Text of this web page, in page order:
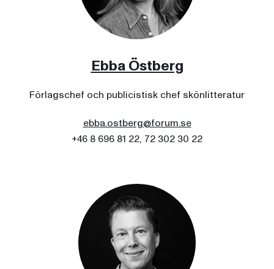
Ebba Östberg
Förlagschef och publicistisk chef skönlitteratur
ebba.ostberg@forum.se
+46 8 696 81 22, 72 302 30 22